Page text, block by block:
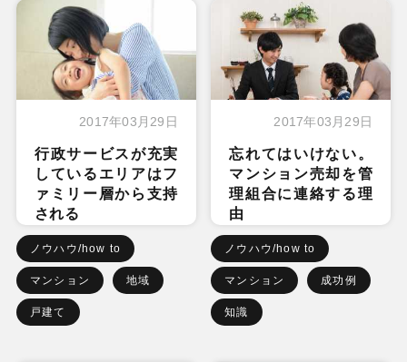
2017年03月29日
行政サービスが充実
しているエリアはフ
ァミリー層から支持
される
ノウハウ/how to
マンション 地域
戸建て
2017年03月29日
忘れてはいけない。
マンション売却を管
理組合に連絡する理
由
ノウハウ/how to
マンション 成功例
知識